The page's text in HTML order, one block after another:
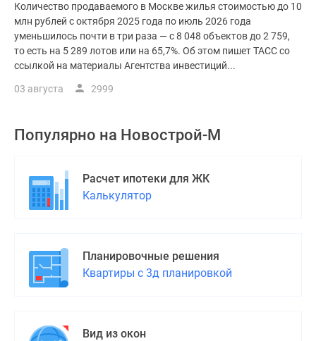
Количество продаваемого в Москве жилья стоимостью до 10
млн рублей с октября 2025 года по июль 2026 года
уменьшилось почти в три раза — с 8 048 объектов до 2 759,
то есть на 5 289 лотов или на 65,7%. Об этом пишет ТАСС со
ссылкой на материалы Агентства инвестиций...
03 августа 2999
Популярно на Новострой-М
Расчет ипотеки для ЖК
Калькулятор
Планировочные решения
Квартиры с 3д планировкой
Вид из окон